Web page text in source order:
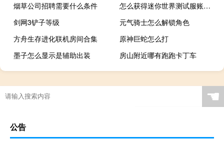
烟草公司招聘需要什么条件
怎么获得迷你世界测试服账号私人手机
剑网3铲子等级
元气骑士怎么解锁角色
方舟生存进化联机房间合集
原神巨蛇怎么打
墨子怎么显示是辅助出装
房山附近哪有跑跑卡丁车
☚
公告